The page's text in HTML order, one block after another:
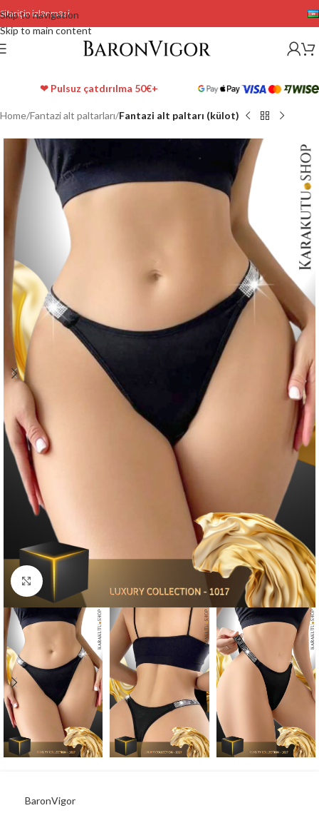
Skip to navigation
Skip to main content
Sifarişin izlənməsi
❤ Pulsuz çatdırılma 50€+
Home Fantazi alt paltarları Fantazi alt paltarı (külot)
Click to enlarge
BaronVigor